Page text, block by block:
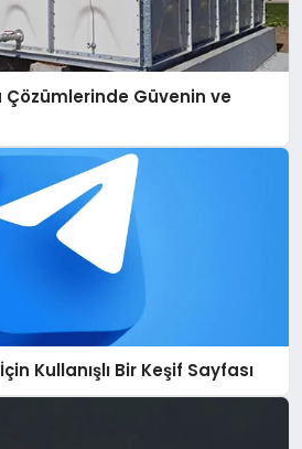
Çözümlerinde Güvenin ve
Kullanışlı Bir Keşif Sayfası